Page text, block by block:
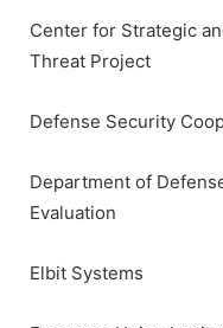
Center for Strategic
Threat Project
Defense Security
Department of
Evaluation
Elbit Systems